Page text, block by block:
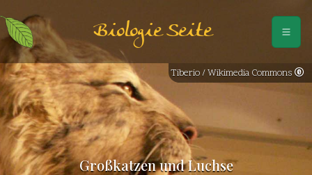
Biologie Seite
Tiberio / Wikimedia Commons
Großkatzen und Luchse